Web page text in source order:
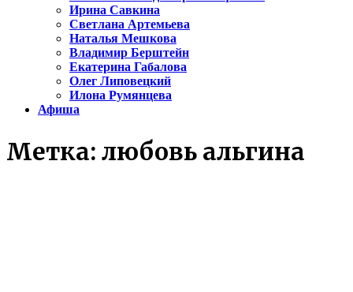
Ирина Савкина
Светлана Артемьева
Наталья Мешкова
Владимир Берштейн
Екатерина Габалова
Олег Липовецкий
Илона Румянцева
Афиша
Метка: любовь альгина